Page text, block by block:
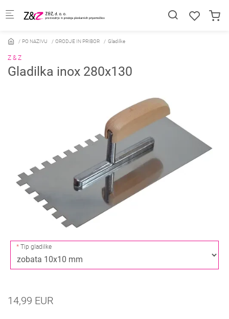
PO NAZIVU ORODJE IN PRIBOR Gladilke
Z & Z
Gladilka inox 280x130
Tip gladilke
14,99 EUR